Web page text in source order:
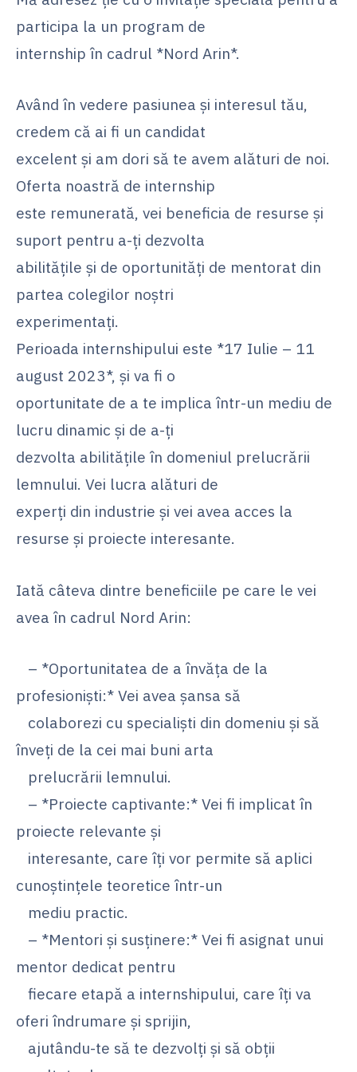
participa la un program de
internship în cadrul *Nord Arin*.
Având în vedere pasiunea și interesul tău,
credem că ai fi un candidat
excelent și am dori să te avem alături de noi.
Oferta noastră de internship
este remunerată, vei beneficia de resurse și
suport pentru a-ți dezvolta
abilitățile și de oportunități de mentorat din
partea colegilor noștri
experimentați.
Perioada internshipului este *17 Iulie – 11
august 2023*, și va fi o
oportunitate de a te implica într-un mediu de
lucru dinamic și de a-ți
dezvolta abilitățile în domeniul prelucrării
lemnului. Vei lucra alături de
experți din industrie și vei avea acces la
resurse și proiecte interesante.
Iată câteva dintre beneficiile pe care le vei
avea în cadrul Nord Arin:
– *Oportunitatea de a învăța de la
profesioniști:* Vei avea șansa să
colaborezi cu specialiști din domeniu și să
înveți de la cei mai buni arta
prelucrării lemnului.
– *Proiecte captivante:* Vei fi implicat în
proiecte relevante și
interesante, care îți vor permite să aplici
cunoștințele teoretice într-un
mediu practic.
– *Mentori și susținere:* Vei fi asignat unui
mentor dedicat pentru
fiecare etapă a internshipului, care îți va
oferi îndrumare și sprijin,
ajutându-te să te dezvolți și să obții